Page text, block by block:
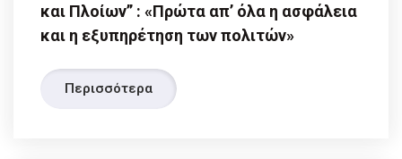
και Πλοίων” : «Πρώτα απ’ όλα η ασφάλεια
και η εξυπηρέτηση των πολιτών»
Περισσότερα